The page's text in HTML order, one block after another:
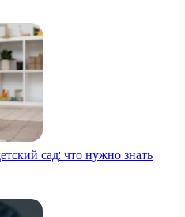
сад: что нужно знать